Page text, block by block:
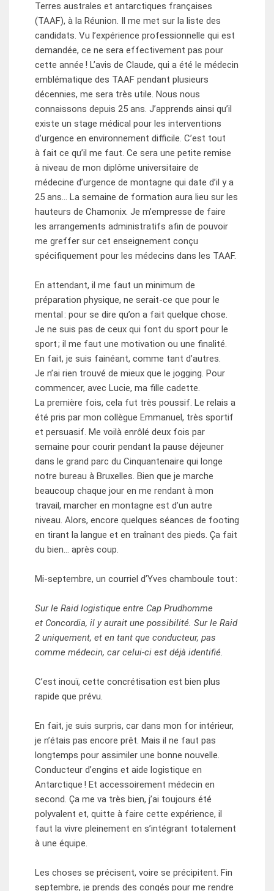
Terres australes et antarctiques françaises
(TAAF), à la Réunion. Il me met sur la liste des
candidats. Vu l’expérience professionnelle qui est
demandée, ce ne sera effectivement pas pour
cette année ! L’avis de Claude, qui a été le médecin
emblématique des TAAF pendant plusieurs
décennies, me sera très utile. Nous nous
connaissons depuis 25 ans. J’apprends ainsi qu’il
existe un stage médical pour les interventions
d’urgence en environnement difficile. C’est tout
à fait ce qu’il me faut. Ce sera une petite remise
à niveau de mon diplôme universitaire de
médecine d’urgence de montagne qui date d’il y a
25 ans… La semaine de formation aura lieu sur les
hauteurs de Chamonix. Je m’empresse de faire
les arrangements administratifs afin de pouvoir
me greffer sur cet enseignement conçu
spécifiquement pour les médecins dans les TAAF.
En attendant, il me faut un minimum de
préparation physique, ne serait-ce que pour le
mental : pour se dire qu’on a fait quelque chose.
Je ne suis pas de ceux qui font du sport pour le
sport ; il me faut une motivation ou une finalité.
En fait, je suis fainéant, comme tant d’autres.
Je n’ai rien trouvé de mieux que le jogging. Pour
commencer, avec Lucie, ma fille cadette.
La première fois, cela fut très poussif. Le relais a
été pris par mon collègue Emmanuel, très sportif
et persuasif. Me voilà enrôlé deux fois par
semaine pour courir pendant la pause déjeuner
dans le grand parc du Cinquantenaire qui longe
notre bureau à Bruxelles. Bien que je marche
beaucoup chaque jour en me rendant à mon
travail, marcher en montagne est d’un autre
niveau. Alors, encore quelques séances de footing
en tirant la langue et en traînant des pieds. Ça fait
du bien… après coup.
Mi-septembre, un courriel d’Yves chamboule tout :
Sur le Raid logistique entre Cap Prudhomme
et Concordia, il y aurait une possibilité. Sur le Raid
2 uniquement, et en tant que conducteur, pas
comme médecin, car celui-ci est déjà identifié.
C’est inouï, cette concrétisation est bien plus
rapide que prévu.
En fait, je suis surpris, car dans mon for intérieur,
je n’étais pas encore prêt. Mais il ne faut pas
longtemps pour assimiler une bonne nouvelle.
Conducteur d’engins et aide logistique en
Antarctique ! Et accessoirement médecin en
second. Ça me va très bien, j’ai toujours été
polyvalent et, quitte à faire cette expérience, il
faut la vivre pleinement en s’intégrant totalement
à une équipe.
Les choses se précisent, voire se précipitent. Fin
septembre, je prends des congés pour me rendre